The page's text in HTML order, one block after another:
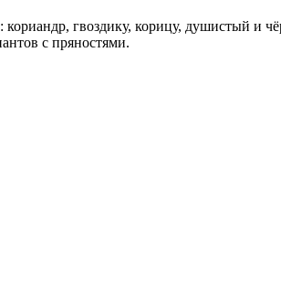
гвоздику, корицу, душистый и
с пряностями.